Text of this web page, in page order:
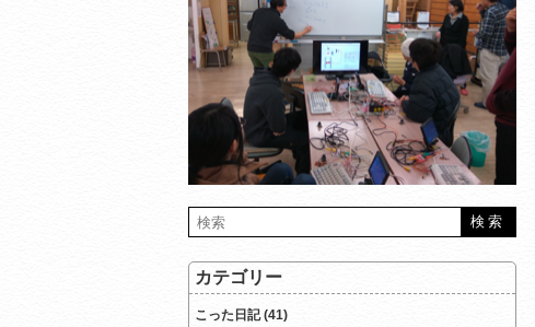
カテゴリー
こった日記 (41)